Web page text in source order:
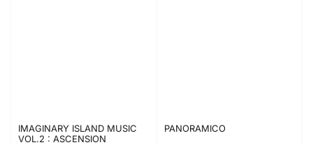
IMAGINARY ISLAND MUSIC
VOL.2 : ASCENSION
PANORAMICO